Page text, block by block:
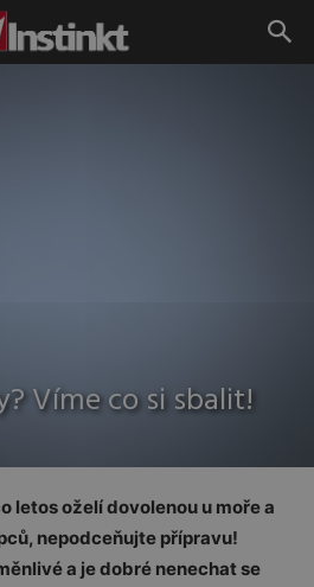
Víme co si sbalit!
letos oželí dovolenou u moře a
nepodceňujte přípravu!
a je dobré nenechat se